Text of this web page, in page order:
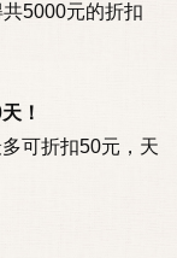
5000元的折扣
！
可折扣50元，天